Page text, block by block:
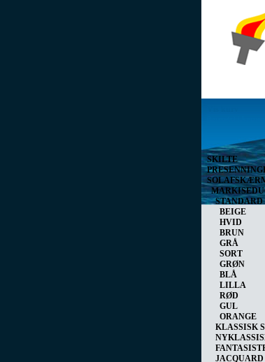
SKILTE
STANDARD
BEIGE
HVID
BRUN
GRÅ
SORT
GRØN
BLÅ
LILLA
RØD
GUL
ORANGE
KLASSISK
JACQUARD